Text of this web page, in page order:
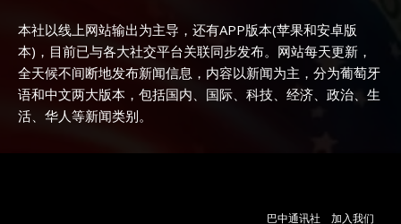
本社以线上网站输出为主导，还有APP版本(苹果和安卓版
本)，目前已与各大社交平台关联同步发布。网站每天更新，
全天候不间断地发布新闻信息，内容以新闻为主，分为葡萄牙
语和中文两大版本，包括国内、国际、科技、经济、政治、生
活、华人等新闻类别。
巴中通讯社 加入我们